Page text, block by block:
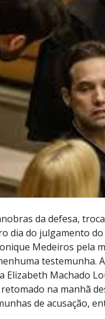
da defesa,
dia do julgamento
Medeiros pela
testemunha.
Elizabeth Machado
na manhã
de acusação,